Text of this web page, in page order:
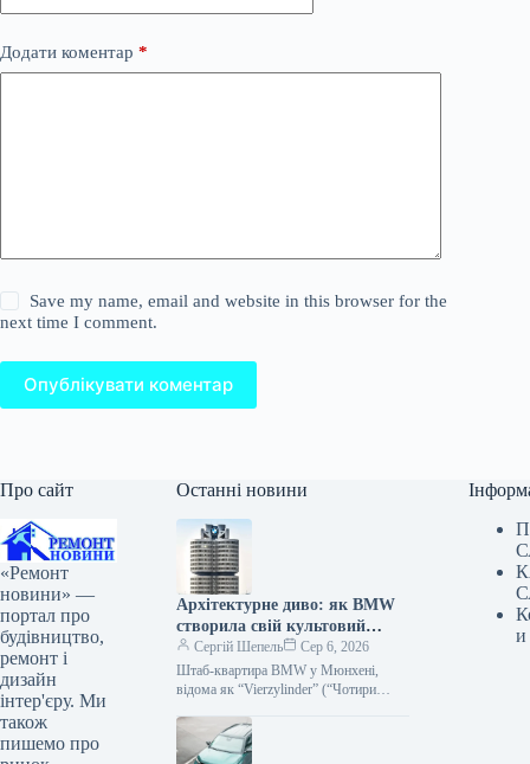
Додати коментар *
Save my name, email and website in this browser for the
next time I comment.
Опублікувати коментар
Про сайт
«Ремонт
новини» —
портал про
будівництво,
ремонт і
дизайн
інтер'єру. Ми
також
пишемо про
Останні новини
Архітектурне диво: як BMW
створила свій культовий
штаб-квартиру
Сергій Шепель
Сер 6, 2026
Штаб-квартира BMW у Мюнхені,
відома як “Vierzylinder” (“Чотири
найвпізнаваніших корпоративних
будівель Німеччини. З 1973 року ця…
и